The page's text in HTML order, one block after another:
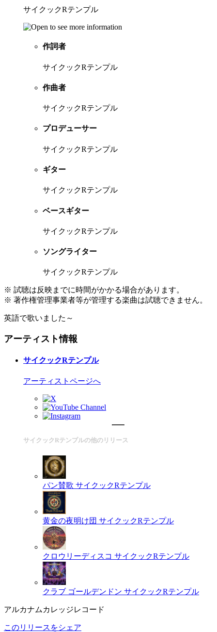
サイクックRテンプル
作詞者
サイクックRテンプル
作曲者
サイクックRテンプル
プロデューサー
サイクックRテンプル
ギター
サイクックRテンプル
ベースギター
サイクックRテンプル
ソングライター
サイクックRテンプル
※ 試聴は反映までに時間がかかる場合があります。
※ 著作権管理事業者等が管理する楽曲は試聴できません。
英語で歌いました～
アーティスト情報
サイクックRテンプル
アーティストページへ
サイクックRテンプルの他のリリース
パン賛歌 サイクックRテンプル
黄金の夜明け団 サイクックRテンプル
クロウリーディスコ サイクックRテンプル
クラブ ゴールデンドン サイクックRテンプル
アルカナムカレッジレコード
このリリースをシェア